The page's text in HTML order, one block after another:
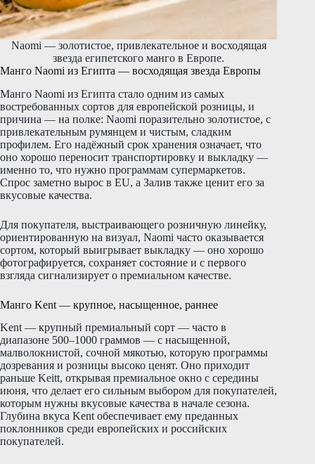
Naomi — золотистое, привлекательное и восходящая
звезда египетского манго в Европе.
Манго Naomi из Египта — восходящая звезда Европы
Манго Naomi из Египта стало одним из самых
востребованных сортов для европейской розницы, и
причина — на полке: Naomi поразительно золотистое, с
привлекательным румянцем и чистым, сладким
профилем. Его надёжный срок хранения означает, что
оно хорошо переносит транспортировку и выкладку —
именно то, что нужно программам супермаркетов.
Спрос заметно вырос в EU, а Залив также ценит его за
вкусовые качества.
Для покупателя, выстраивающего розничную линейку,
ориентированную на визуал, Naomi часто оказывается
сортом, который выигрывает выкладку — оно хорошо
фотографируется, сохраняет состояние и с первого
взгляда сигнализирует о премиальном качестве.
Манго Kent — крупное, насыщенное, раннее
Kent — крупный премиальный сорт — часто в
диапазоне 500–1000 граммов — с насыщенной,
малволокнистой, сочной мякотью, которую программы
дозревания и розницы высоко ценят. Оно приходит
раньше Keitt, открывая премиальное окно с середины
июня, что делает его сильным выбором для покупателей,
которым нужны вкусовые качества в начале сезона.
Глубина вкуса Kent обеспечивает ему преданных
поклонников среди европейских и российских
покупателей.